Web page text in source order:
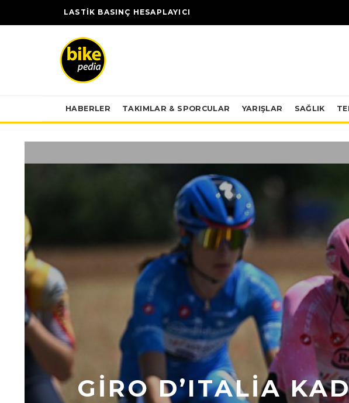
LASTİK BASINÇ HESAPLAYICI
HABERLER TAKIMLAR & SPORCULAR YARIŞLAR SAĞLIK
GIRO D’ITALIA